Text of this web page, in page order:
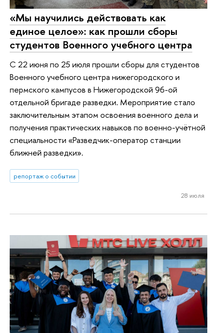
«Мы научились действовать как
единое целое»: как прошли сборы
студентов Военного учебного центра
С 22 июня по 25 июля прошли сборы для студентов
Военного учебного центра нижегородского и
пермского кампусов в Нижегородской 96-ой
отдельной бригаде разведки. Мероприятие стало
заключительным этапом освоения военного дела и
получения практических навыков по военно-учётной
специальности «Разведчик-оператор станции
ближней разведки».
репортаж о событии
28 июля